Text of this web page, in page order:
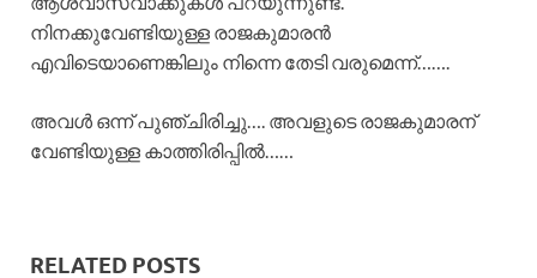
നിനക്കുവേണ്ടിയുള്ള രാജകുമാരൻ
എവിടെയാണെങ്കിലും നിന്നെ തേടി വരുമെന്ന്…….
അവൾ ഒന്ന് പുഞ്ചിരിച്ചു…. അവളുടെ രാജകുമാരന്
വേണ്ടിയുള്ള കാത്തിരിപ്പില്‍……
RELATED POSTS